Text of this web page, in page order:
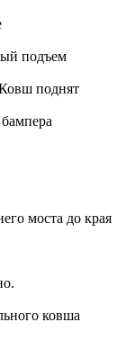
подъем
поднят
моста до края
ковша